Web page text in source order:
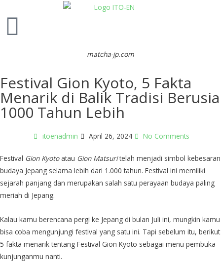
matcha-jp.com
Festival Gion Kyoto, 5 Fakta
Menarik di Balik Tradisi Berusia
1000 Tahun Lebih
itoenadmin April 26, 2024 No Comments
Festival Gion Kyotoatau Gion Matsuritelah menjadi simbol kebesaran
budaya Jepang selama lebih dari 1.000 tahun. Festival ini memiliki
sejarah panjang dan merupakan salah satu perayaan budaya paling
meriah di Jepang.
Kalau kamu berencana pergi ke Jepang di bulan Juli ini, mungkin kamu
bisa coba mengunjungi festival yang satu ini. Tapi sebelum itu, berikut
5 fakta menarik tentang Festival Gion Kyoto sebagai menu pembuka
kunjunganmu nanti.